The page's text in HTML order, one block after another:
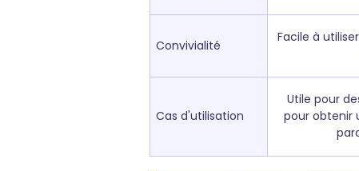
Convivialité
Facile à
Cas d'utilisation
Utile pour
pour obtenir